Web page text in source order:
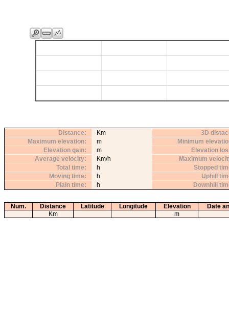
Distance
Km
Maximum elevation
m
Elevation gain
m
Average velocity
Km/h
Total time
h
Moving time
h
Plain time
h
3D
Minimum
Elevation
Maximum
Stopped
Uphill
Downhill
Num. Distance Latitude Longitude Elevation
Date
Km
m